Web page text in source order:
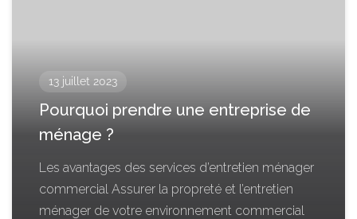
13 juillet 2023
Pourquoi prendre une entreprise de
ménage ?
Les avantages des services d’entretien ménager
commercial Assurer la propreté et l’entretien
ménager de votre environnement commercial